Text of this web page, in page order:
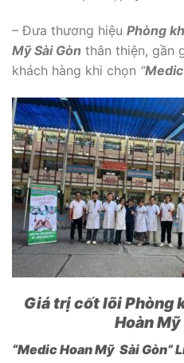
– Đưa thương hiệu Phòng
Mỹ Sài Gòn thân thiện, gần
khách hàng khi chọn “
Giá trị cốt lõi Phòng
Hoàn Mỹ
“Medic Hoan Mỹ Sài Gòn”